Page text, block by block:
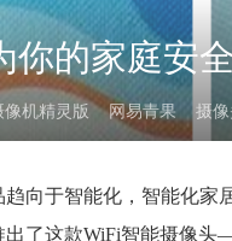
的家庭安
像机精灵版 网易青果 摄
向于智能化，智能化
出了这款WiFi智能摄像